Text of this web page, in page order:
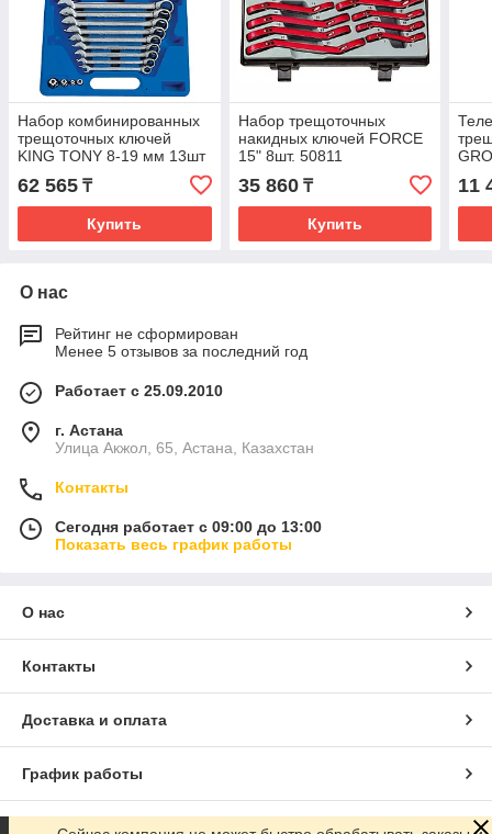
Набор комбинированных
трещоточных ключей
KING TONY 8-19 мм 13шт
13113MR
62 565 ₸
Купить
Набор трещоточных
накидных ключей FORCE
15" 8шт. 50811
35 860₸
Купить
11
О нас
Рейтинг не сформирован
Менее 5 отзывов за последний год
Работает с 25.09.2010
г. Астана
Улица Акжол, 65, Астана, Казахстан
Контакты
Сегодня работает с 09:00 до 13:00
Показать весь график работы
О нас
Контакты
Доставка и оплата
График работы
Полная версия сайта